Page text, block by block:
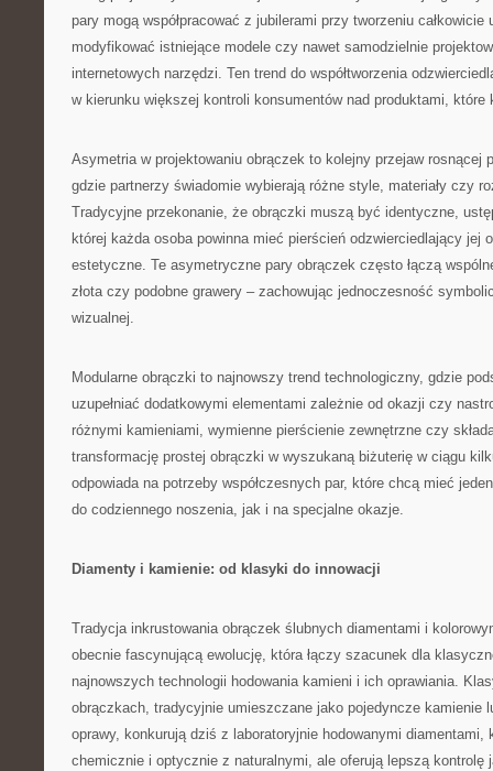
pary mogą współpracować z jubilerami przy tworzeniu całkowicie
modyfikować istniejące modele czy nawet samodzielnie
internetowych narzędzi. Ten trend do współtworzenia
w kierunku większej kontroli konsumentów nad produktami, które
Asymetria w projektowaniu obrączek to kolejny przejaw rosnącej
gdzie partnerzy świadomie wybierają różne style, materiały czy
Tradycyjne przekonanie, że obrączki muszą być identyczne,
której każda osoba powinna mieć pierścień odzwierciedlający jej
estetyczne. Te asymetryczne pary obrączek często łączą
złota czy podobne grawery – zachowując jednoczesność
wizualnej.
Modularne obrączki to najnowszy trend technologiczny, gdzie
uzupełniać dodatkowymi elementami zależnie od okazji czy
różnymi kamieniami, wymienne pierścienie zewnętrzne czy
transformację prostej obrączki w wyszukaną biżuterię w ciągu
odpowiada na potrzeby współczesnych par, które chcą mieć
do codziennego noszenia, jak i na specjalne okazje.
Diamenty i kamienie: od klasyki do innowacji
Tradycja inkrustowania obrączek ślubnych diamentami i
obecnie fascynującą ewolucję, która łączy szacunek dla
najnowszych technologii hodowania kamieni i ich oprawiania.
obrączkach, tradycyjnie umieszczane jako pojedyncze kamienie
oprawy, konkurują dziś z laboratoryjnie hodowanymi diamentami,
chemicznie i optycznie z naturalnymi, ale oferują lepszą kontrolę